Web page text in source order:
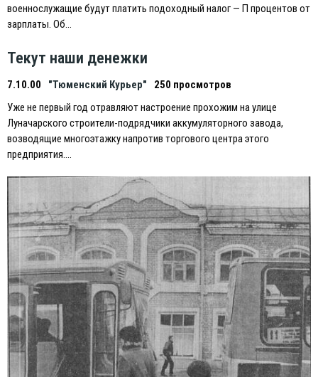
военнослужащие будут платить подоходный налог — П процентов от
зарплаты. Об…
Текут наши денежки
7.10.00 "Тюменский Курьер"
250 просмотров
Уже не первый год отравляют настроение прохожим на улице
Луначарского строители-подрядчики аккумуляторного завода,
возводящие многоэтажку напротив торгового центра этого
предприятия….